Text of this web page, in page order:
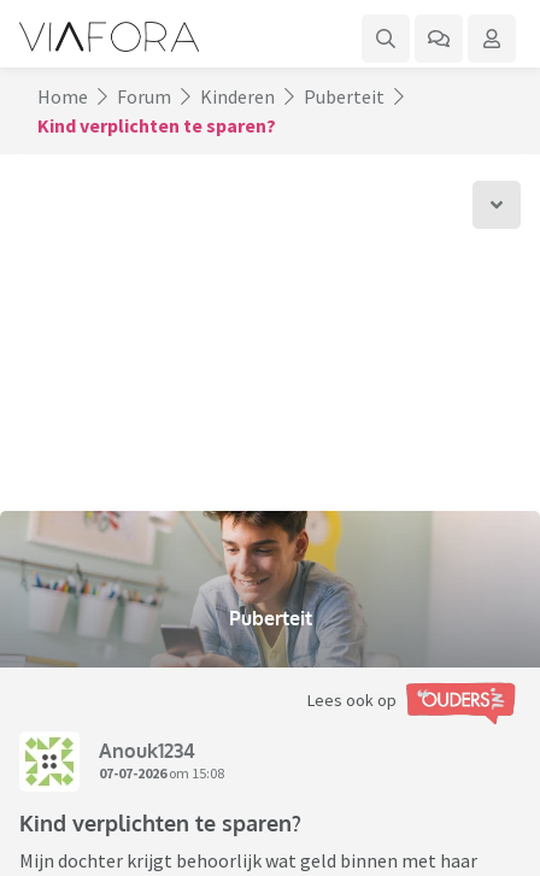
Home Forum Kinderen
Puberteit
Kind verplichten te sparen?
Puberteit
Lees ook op
Anouk1234
07-07-2026om 15:08
Kind verplichten te sparen?
Mijn dochter krijgt behoorlijk wat geld binnen met haar